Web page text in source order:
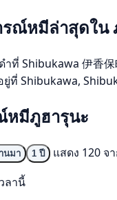
ณ์หมีล่าสุดใน
ที่ Shibukawa 伊香
ยู่ที่ Shibukawa,
หมีภูฮารุนะ
นมา 1 ปี
แสดง 120 จ
ลานี้